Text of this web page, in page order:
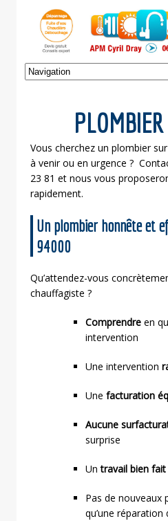
Vous cherchez un plombier
à venir ou en urgence ?
23 81 et nous vous
rapidement.
Un plombier honnête et
94000
Qu’attendez-vous
chauffagiste ?
Comprendre en
intervention
Une intervention
Une facturation
Aucune
surprise
Untravail bien fait
Pas de nouveaux
qu’une